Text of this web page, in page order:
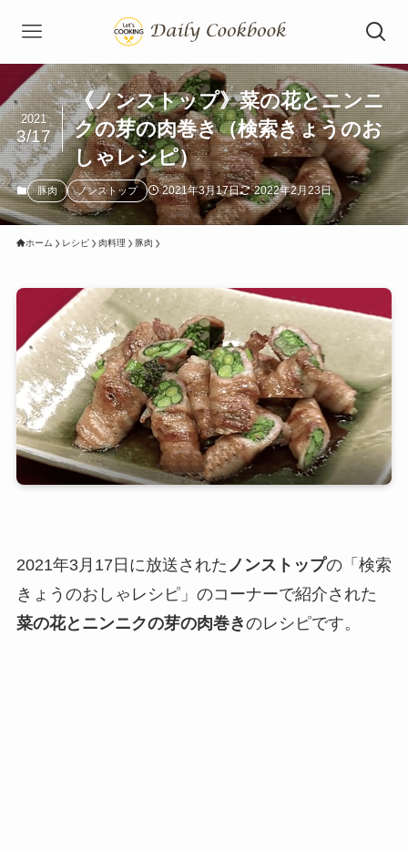
《ノンストップ》菜の花とニンニ
クの芽の肉巻き（検索きょうのお
しゃレシピ）
2021
3/17
豚肉 ノンストップ 2021年3月17日 2022年2月23日
ホーム レシピ 肉料理 豚肉
2021年3月17日に放送された ノンストップの「検索
きょうのおしゃレシピ」のコーナーで紹介された
菜の花とニンニクの芽の肉巻きのレシピです。